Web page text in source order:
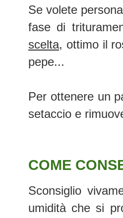
Se volete
fase di
scelta, ottimo il
pepe...
Per ottenere un
setaccio e
COME
Sconsiglio
umidità che si